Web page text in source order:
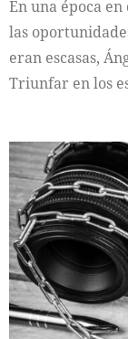
En una época
las
eran escasas,
Triunfar en los